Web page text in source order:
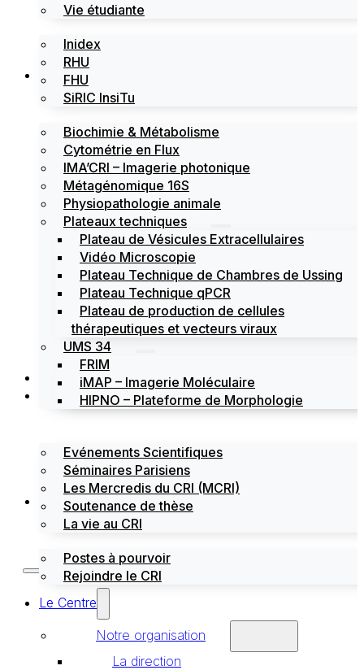
Vie étudiante
Inidex
RHU
FHU
SiRIC InsiTu
Les plateformes
Biochimie & Métabolisme
Cytométrie en Flux
IMA’CRI – Imagerie photonique
Métagénomique 16S
Physiopathologie animale
Plateaux techniques
Plateau de Vésicules Extracellulaires
Vidéo Microscopie
Plateau Technique de Chambres de Ussing
Plateau Technique qPCR
Plateau de production de cellules
thérapeutiques et vecteurs viraux
UMS 34
FRIM
iMAP – Imagerie Moléculaire
HIPNO – Plateforme de Morphologie
Actualités
Évènements
Evénements Scientifiques
Séminaires Parisiens
Les Mercredis du CRI (MCRI)
Soutenance de thèse
La vie au CRI
Emploi / stages
Postes à pourvoir
Rejoindre le CRI
Le Centre
Notre organisation
La direction